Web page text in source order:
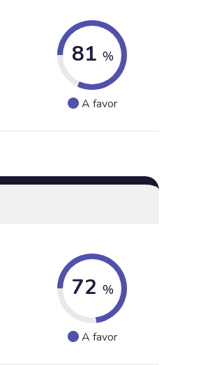
81 %
A favor
72 %
A favor